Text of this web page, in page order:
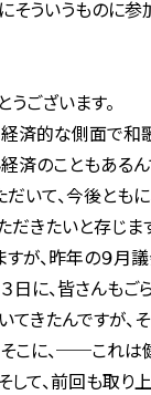
そういうものに参
ございます。
済的な側面で和
済のこともあ
だいて、今後と
だきたいと存じま
が、昨年の９月
日に、皆さんも
てきたんです
そこに、──これ
て、前回も取